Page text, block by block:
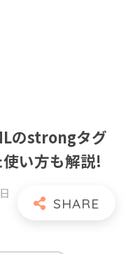
のstrongタグ
い方も解説!